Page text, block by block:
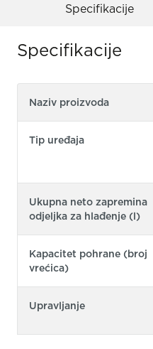
Specifikacije
Specifikacije
Naziv proizvoda
Tip uređaja
Ukupna neto zapremina
odjeljka za hlađenje (l)
Kapacitet pohrane (broj
vrećica)
Upravljanje